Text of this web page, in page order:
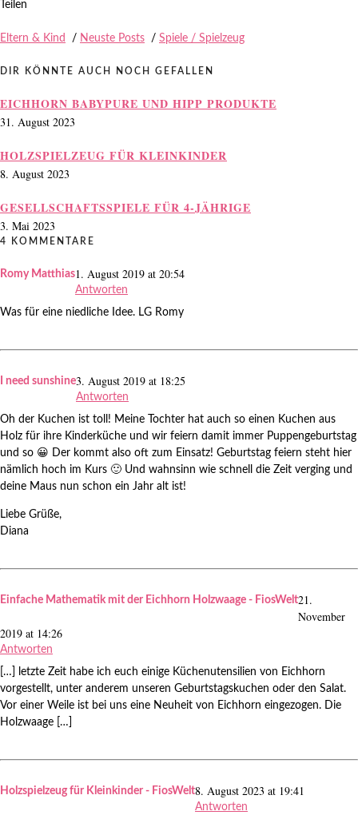
Teilen
Eltern & Kind / Neuste Posts / Spiele / Spielzeug
DIR KÖNNTE AUCH NOCH GEFALLEN
EICHHORN BABYPURE UND HIPP PRODUKTE
31. August 2023
HOLZSPIELZEUG FÜR KLEINKINDER
8. August 2023
GESELLSCHAFTSSPIELE FÜR 4-JÄHRIGE
3. Mai 2023
4 KOMMENTARE
Romy Matthias1. August 2019 at 20:54
Antworten
Was für eine niedliche Idee. LG Romy
I need sunshine3. August 2019 at 18:25
Antworten
Oh der Kuchen ist toll! Meine Tochter hat auch so einen Kuchen aus
Holz für ihre Kinderküche und wir feiern damit immer Puppengeburtstag
und so 😀 Der kommt also oft zum Einsatz! Geburtstag feiern steht hier
nämlich hoch im Kurs 🙂 Und wahnsinn wie schnell die Zeit verging und
deine Maus nun schon ein Jahr alt ist!
Liebe Grüße,
Diana
Einfache Mathematik mit der Eichhorn Holzwaage - FiosWelt21.
November
2019 at 14:26
Antworten
[…] letzte Zeit habe ich euch einige Küchenutensilien von Eichhorn
vorgestellt, unter anderem unseren Geburtstagskuchen oder den Salat.
Vor einer Weile ist bei uns eine Neuheit von Eichhorn eingezogen. Die
Holzwaage […]
Holzspielzeug für Kleinkinder - FiosWelt8. August 2023 at 19:41
Antworten